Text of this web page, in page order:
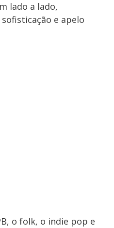
lado a lado,
e apelo
o folk, o indie pop e